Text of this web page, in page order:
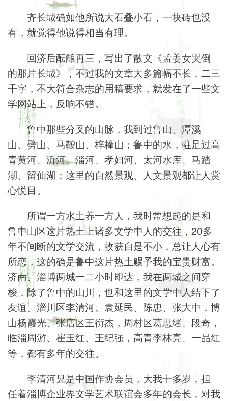
齐长城确如他所说大石叠小石，一块砖也没
有，就觉得他说得相当有理。
回济后酝酿再三，写出了散文《孟姜女哭倒
的那片长城》，不过我的文章大多篇幅不长，二三
千字，不大符合杂志的用稿要求，就发在了一些文
学网站上，反响不错。
鲁中那些分叉的山脉，我到过鲁山、‌潭溪
山、劈山、马鞍山、梓橦山；鲁中的水，驻足过高
青黄河、沂河‌、淄河‌、孝妇河、太河水库、马踏
湖、留仙湖；这里的自然景观、人文景观都让人赏
心悦目。
所谓一方水土养一方人，我时常想起的是和
鲁中山区这片热土上诸多文学中人的交往，20多
年不间断的文学交流，收获自是不小，总让人心有
所恋，这的确是鲁中这片热土赐予我的宝贵财富。
济南、淄博两城一二小时即达，我在两城之间穿
梭，除了鲁中的山川，也和这里的文学中人结下了
友谊。淄川区李清河、袁延民、陈忠、张大中，博
山杨霞光、张店区王衍杰，周村区葛思绪、段奇，
临淄周游、崔玉红、王纪强，高青李林亮、一品红
等，都有多年的交往。
李清河兄是中国作协会员，大我十多岁，担
任着淄博企业界文学艺术联谊会多年的会长，对我